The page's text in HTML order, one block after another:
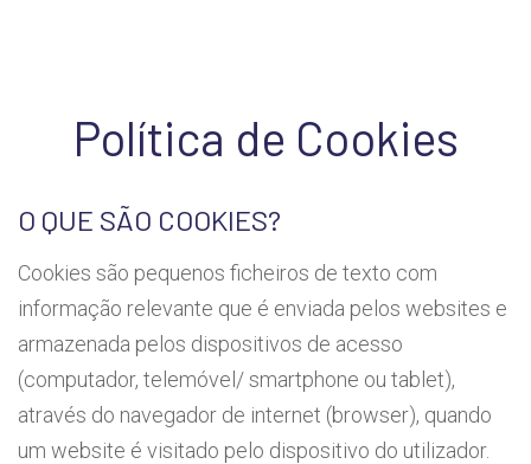
Política de Cookies
O QUE SÃO COOKIES?
Cookies são pequenos ficheiros de texto com
informação relevante que é enviada pelos websites e
armazenada pelos dispositivos de acesso
(computador, telemóvel/ smartphone ou tablet),
através do navegador de internet (browser), quando
um website é visitado pelo dispositivo do utilizador.